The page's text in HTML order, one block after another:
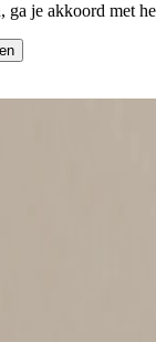
je akkoord met